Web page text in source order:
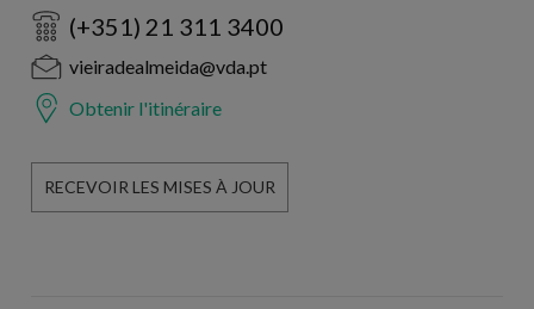
(+351) 21 311 3400
vieiradealmeida@vda.pt
Obtenir l'itinéraire
RECEVOIR LES MISES À JOUR